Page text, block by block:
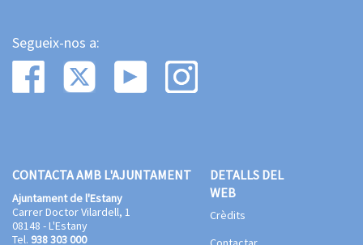
Segueix-nos a:
CONTACTA AMB L'AJUNTAMENT
Ajuntament de l'Estany
Carrer Doctor Vilardell, 1
08148 - L'Estany
Tel. 938 303 000
DETALLS DEL
WEB
Crèdits